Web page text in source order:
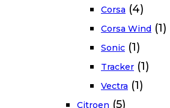
Corsa (4)
Corsa Wind (1)
Sonic (1)
Tracker (1)
Vectra (1)
Citroen (5)